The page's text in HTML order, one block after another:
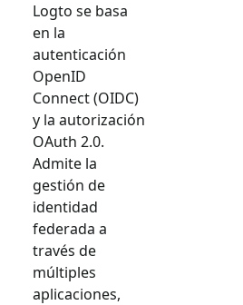
Logto se basa
en la
autenticación
OpenID
Connect (OIDC)
y la autorización
OAuth 2.0.
Admite la
gestión de
identidad
federada a
través de
múltiples
aplicaciones,